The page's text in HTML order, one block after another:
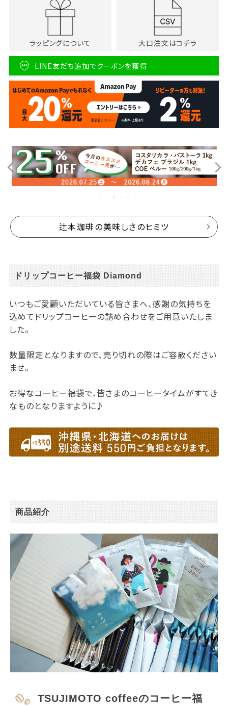
ラッピングについて 大口注文はコチラ
LINE友だち追加でクーポンを獲得
辻本珈琲の美味しさのヒミツ
ドリップコーヒー福袋 Diamond
いつもご愛顧いただいている皆さまへ、感謝の気持ちを
込めてドリップコーヒーの詰め合わせをご用意いたしま
した。
数量限定となりますので、売り切れの際はご容赦ください
ませ。
お得なコーヒー福袋で、皆さまのコーヒータイムがすてき
なものとなりますように♪
商品紹介
TSUJIMOTO coffeeのコーヒー福